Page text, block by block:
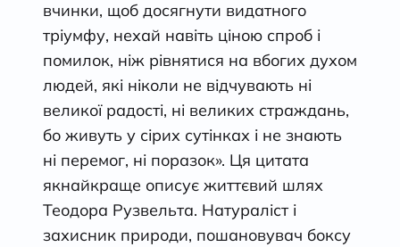
вчинки, щоб досягнути видатного
тріумфу, нехай навіть ціною спроб і
помилок, ніж рівнятися на вбогих духом
людей, які ніколи не відчувають ні
великої радості, ні великих страждань,
бо живуть у сірих сутінках і не знають
ні перемог, ні поразок». Ця цитата
якнайкраще описує життєвий шлях
Теодора Рузвельта. Натураліст і
захисник природи, пошановувач боксу